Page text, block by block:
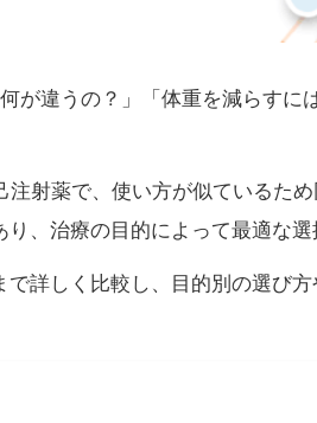
が違うの？」「体重を減らすに
射薬で、使い方が似ているた
、治療の目的によって最適な選
詳しく比較し、目的別の選び